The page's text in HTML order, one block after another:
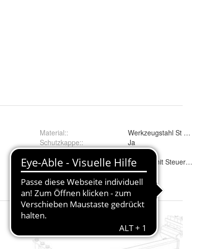
Material::
Werkzeugstahl St 52-3
Schutzkappe::
Ja
Fahrradträger geeignet::
Ja
Elektrosatz:: 13 polig mit Steuergerät